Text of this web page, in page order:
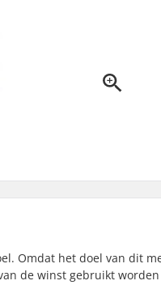
Omdat het doel van dit
de winst gebruikt